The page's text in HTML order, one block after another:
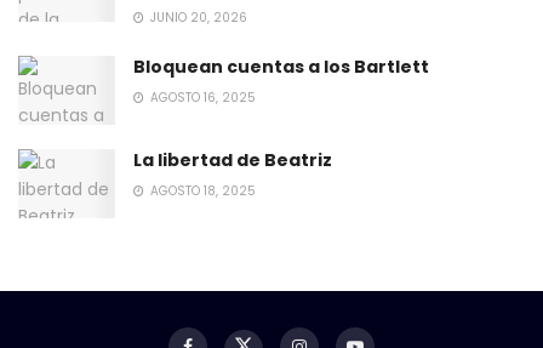
JUNIO 20, 2026
Bloquean cuentas a los Bartlett
AGOSTO 16, 2025
La libertad de Beatriz
AGOSTO 18, 2025